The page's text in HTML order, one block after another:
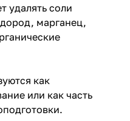
удалять соли
марганец,
как
или как часть